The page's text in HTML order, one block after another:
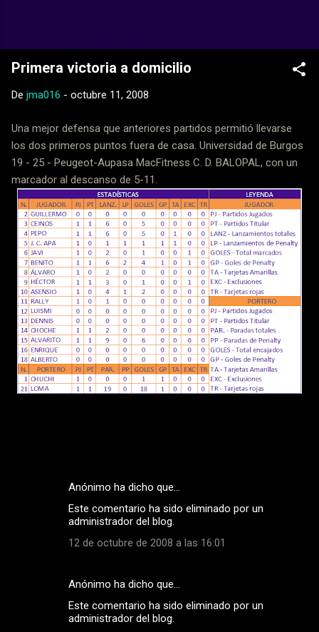
Primera victoria a domicilio
De jma016 - octubre 11, 2008
Una mejor defensa que anteriores partidos permitió llevarse
los dos primeros puntos fuera de casa. Universidad de Burgos
19 - 25 - Peugeot-Aupasa MacFitness C. D. BALOPAL, con un
marcador al descanso de 5-11.
Anónimo ha dicho que…
Este comentario ha sido eliminado por un
administrador del blog.
12 de octubre de 2008 a las 16:01
Anónimo ha dicho que…
Este comentario ha sido eliminado por un
administrador del blog.